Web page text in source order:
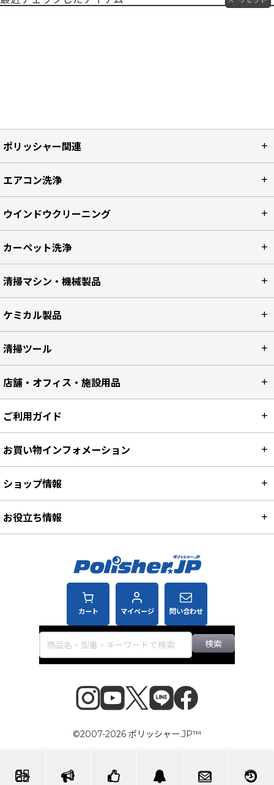
ポリッシャー関連
エアコン洗浄
ウインドウクリーニング
カーペット洗浄
清掃マシン・機械製品
ケミカル製品
清掃ツール
店舗・オフィス・施設用品
カート マイページ 問い合わせ
検索
ご利用ガイド
お買い物インフォメーション
ショップ情報
お役立ち情報
©2007-2026 ポリッシャー.JP™